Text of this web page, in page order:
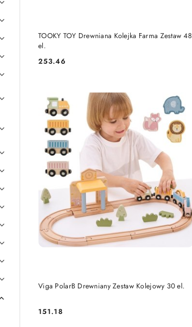
TOOKY TOY Drewniana Kolejka Farma Zestaw 48
el.
Cena:
253.46
DO KOSZYKA
Viga PolarB Drewniany Zestaw Kolejowy 30 el.
Cena:
151.18
DO KOSZYKA